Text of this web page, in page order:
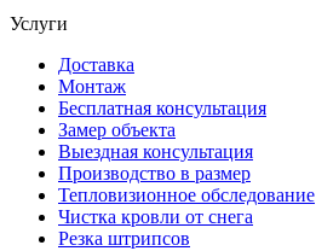
Услуги
Доставка
Монтаж
Бесплатная консультация
Замер объекта
Выездная консультация
Производство в размер
Тепловизионное обследование
Чистка кровли от снега
Резка штрипсов